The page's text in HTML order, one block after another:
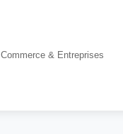
Commerce & Entreprises